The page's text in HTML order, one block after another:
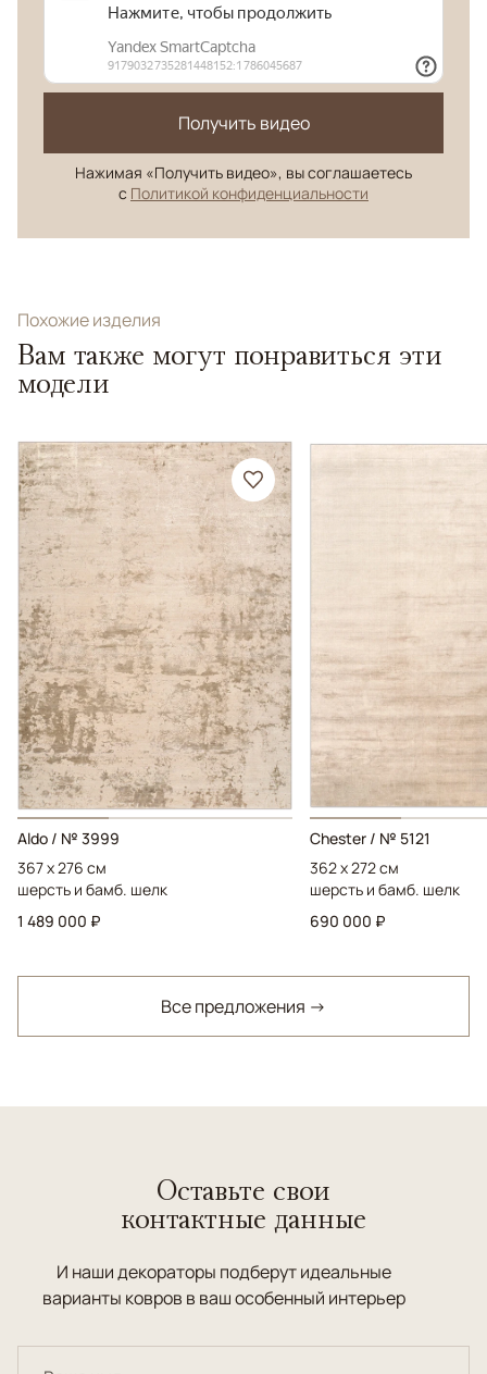
Получить видео
Нажимая «Получить видео», вы соглашаетесь
с Политикой конфиденциальности
Похожие изделия
Вам также могут понравиться эти
модели
Aldo / № 3999
367 x 276 см
шерсть и бамб. шелк
1 489 000 ₽
Chester / № 5121
362 x 272 см
шерсть и бамб. шелк
690 000 ₽
Все предложения →
Оставьте свои
контактные данные
И наши декораторы подберут идеальные
варианты ковров в ваш особенный интерьер